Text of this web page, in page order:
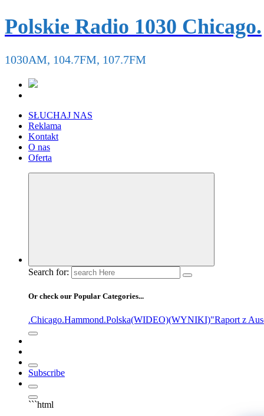
Polskie Radio 1030 Chicago.
1030AM, 104.7FM, 107.7FM
SŁUCHAJ NAS
Reklama
Kontakt
O nas
Oferta
Search for:
Or check our Popular Categories...
.Chicago.Hammond.Polska(WIDEO)(WYNIKI)"Raport z
Subscribe
```html